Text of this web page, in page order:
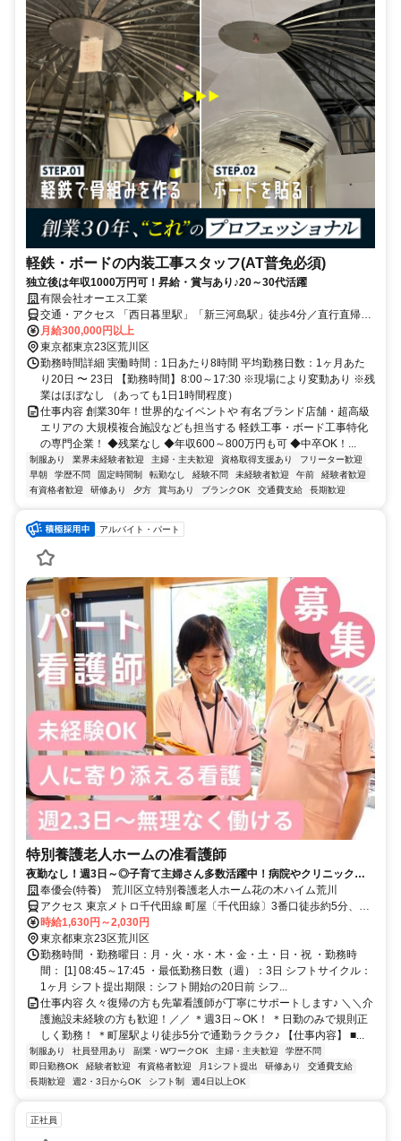
軽鉄・ボードの内装工事スタッフ(AT普免必須)
独立後は年収1000万円可！昇給・賞与あり♪20～30代活躍
有限会社オーエス工業
交通・アクセス 「西日暮里駅」「新三河島駅」徒歩4分／直行直帰
OK！(現場による)
月給300,000円以上
東京都東京23区荒川区
勤務時間詳細 実働時間：1日あたり8時間 平均勤務日数：1ヶ月あた
り20日 〜 23日 【勤務時間】8:00～17:30 ※現場により変動あり ※残
業はほぼなし （あっても1日1時間程度）
仕事内容 創業30年！世界的なイベントや 有名ブランド店舗・超高級
エリアの 大規模複合施設なども担当する 軽鉄工事・ボード工事特化
の専門企業！ ◆残業なし ◆年収600～800万円も可 ◆中卒OK！...
制服あり 業界未経験者歓迎 主婦・主夫歓迎 資格取得支援あり
フリーター歓迎
早朝
学歴不問 固定時間制 転勤なし 経験不問 未経験者歓迎 午前
経験者歓迎
有資格者歓迎
研修あり 夕方 賞与あり ブランクOK 交通費支給 長期歓迎
アルバイト・パート
特別養護老人ホームの准看護師
夜勤なし！週3日～◎子育て主婦さん多数活躍中！病院やクリニックの
経験も活かせます。ブランクOK
奉優会(特養) 荒川区立特別養護老人ホーム花の木ハイム荒川
アクセス 東京メトロ千代田線 町屋〔千代田線〕3番口徒歩約5分、京
成本線 新三河島徒歩約5分、都電荒川線 町屋二丁目徒歩約6分
時給1,630円～2,030円
東京都東京23区荒川区
勤務時間 ・勤務曜日：月・火・水・木・金・土・日・祝 ・勤務時
間： [1] 08:45～17:45 ・最低勤務日数（週）：3日 シフトサイクル：
1ヶ月 シフト提出期限：シフト開始の20日前 シフ...
仕事内容 久々復帰の方も先輩看護師が丁寧にサポートします♪ ＼＼介
護施設未経験の方も歓迎！／／ ＊週3日～OK！ ＊日勤のみで規則正
しく勤務！ ＊町屋駅より徒歩5分で通勤ラクラク♪ 【仕事内容】 ■...
制服あり 社員登用あり 副業・WワークOK 主婦・主夫歓迎
学歴不問
即日勤務OK
経験者歓迎 有資格者歓迎 月1シフト提出 研修あり
交通費支給
長期歓迎
週2・3日からOK シフト制 週4日以上OK
正社員